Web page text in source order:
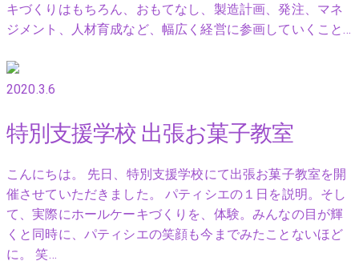
キづくりはもちろん、おもてなし、製造計画、発注、マネ
ジメント、人材育成など、幅広く経営に参画していくこと…
2020.3.6
特別支援学校 出張お菓子教室
こんにちは。 先日、特別支援学校にて出張お菓子教室を開
催させていただきました。 パティシエの１日を説明。そし
て、実際にホールケーキづくりを、体験。みんなの目が輝
くと同時に、パティシエの笑顔も今までみたことないほど
に。 笑…